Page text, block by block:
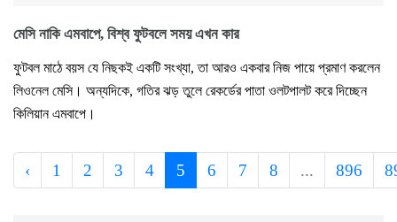
মেসি নাকি এমবাপে, বিশ্ব ফুটবলে সময় এখন কার
ফুটবল মাঠে বয়স যে নিছকই একটি সংখ্যা, তা আরও একবার নিজ পায়ে প্রমাণ করলেন
লিওনেল মেসি। অন্যদিকে, গতির ঝড় তুলে রেকর্ডের পাতা ওলটপালট করে দিচ্ছেন
কিলিয়ান এমবাপে।
‹ 1 2 3 4 5 6 7 8 ... 896